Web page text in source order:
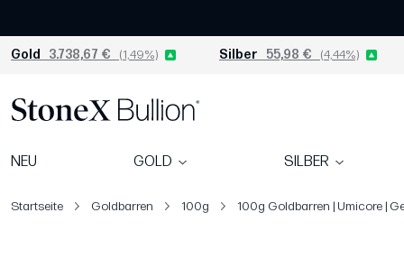
Gold 3.738,67 € (1,49%) Silber 55,98 € (4,44%)
NEU GOLD SILBER
Startseite Goldbarren 100g 100g Goldbarren | Umicore |